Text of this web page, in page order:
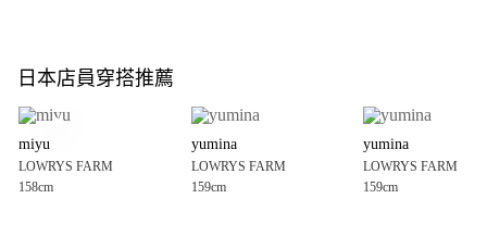
全盈+PAY
大哥付你分期
【大哥付你分期使用說明】
1.本服務由台灣大哥大提供，台灣大哥大用戶可立即使用無須另外申請。
2.付款方式選擇「大哥付你分期」，訂單成立後會自動跳轉到大哥付的交易
AFTEE先享後付
日本店員穿搭推薦
miyu
LOWRYS FARM
158cm
yumina
LOWRYS FARM
159cm
yumina
LOWRYS FARM
159cm